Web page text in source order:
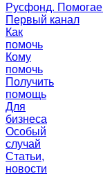
Русфонд.
Первый канал
Как
помочь
Кому
помочь
Получить
помощь
Для
бизнеса
Особый
случай
Статьи,
новости